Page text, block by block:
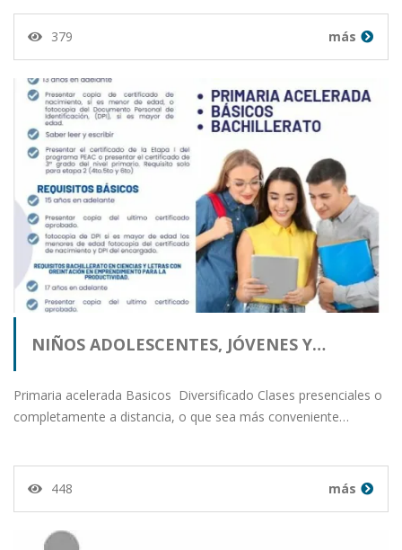
379 más
NIÑOS ADOLESCENTES, JÓVENES Y…
Primaria acelerada Basicos Diversificado Clases presenciales o
completamente a distancia, o que sea más conveniente…
448 más